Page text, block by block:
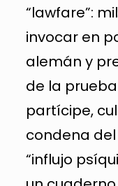
“lawfare”:
invocar en
alemán y
de la
partícipe,
condena
“influjo